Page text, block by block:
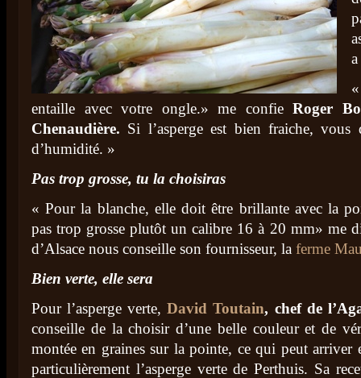
entaille avec votre ongle.» me confie Roger
Chenaudière. Si l’asperge est bien fraiche,
d’humidité. »
Pas trop grosse, tu la choisiras
« Pour la blanche, elle doit être brillante avec la
pas trop grosse plutôt un calibre 16 à 20 mm» me
d’Alsace nous conseille son fournisseur, la ferme
Bien verte, elle sera
Pour l’asperge verte,David Toutain, chef de
conseille de la choisir d’une belle couleur et de
montée en graines sur la pointe, ce qui peut
particulièrement l’asperge verte de Perthuis. Sa